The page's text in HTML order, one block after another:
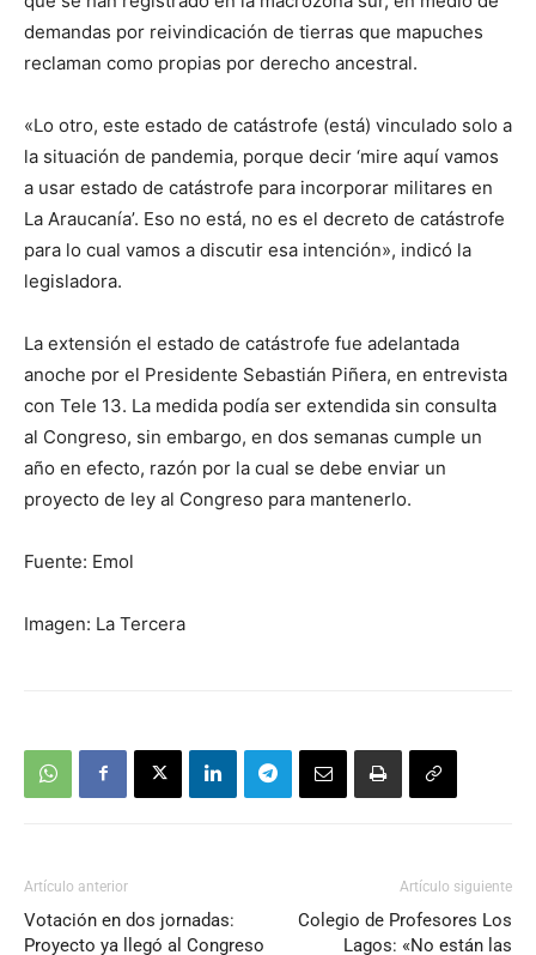
demandas por reivindicación de tierras que mapuches
reclaman como propias por derecho ancestral.
«Lo otro, este estado de catástrofe (está) vinculado solo a
la situación de pandemia, porque decir ‘mire aquí vamos
a usar estado de catástrofe para incorporar militares en
La Araucanía’. Eso no está, no es el decreto de catástrofe
para lo cual vamos a discutir esa intención», indicó la
legisladora.
La extensión el estado de catástrofe fue adelantada
anoche por el Presidente Sebastián Piñera, en entrevista
con Tele 13. La medida podía ser extendida sin consulta
al Congreso, sin embargo, en dos semanas cumple un
año en efecto, razón por la cual se debe enviar un
proyecto de ley al Congreso para mantenerlo.
Fuente: Emol
Imagen: La Tercera
Artículo anterior
Votación en dos jornadas:
Proyecto ya llegó al Congreso
Artículo siguiente
Colegio de Profesores Los
Lagos: «No están las